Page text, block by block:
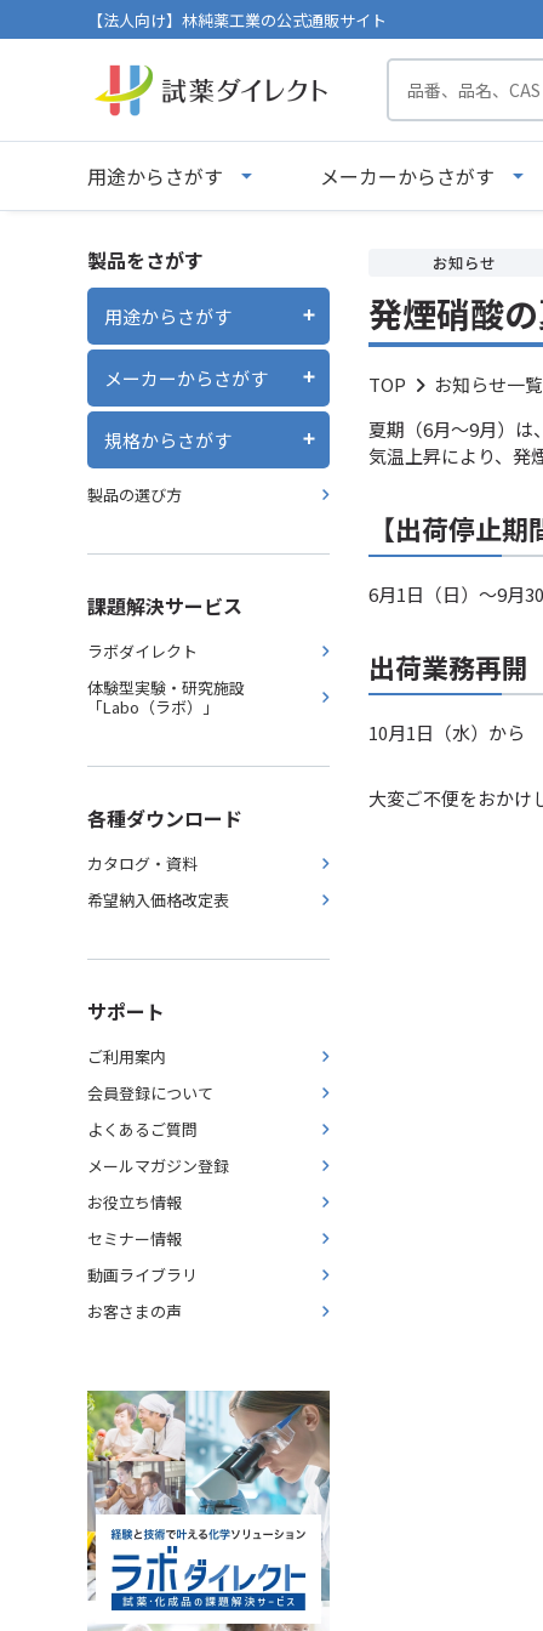
【法人向け】林純薬工業の公式通販サイト
用途からさがす メーカーからさがす
製品をさがす
用途からさがす
メーカーからさがす
規格からさがす
製品の選び方
課題解決サービス
ラボダイレクト
体験型実験・研究施設
「Labo（ラボ）」
各種ダウンロード
カタログ・資料
希望納入価格改定表
サポート
ご利用案内
会員登録について
よくあるご質問
メールマガジン登録
お役立ち情報
セミナー情報
動画ライブラリ
お客さまの声
発煙硝酸
TOP
お知らせ一覧
夏期（6月～9月）は
気温上昇により、発
【出荷停止期
6月1日（日）～9月
出荷業務再開
10月1日（水）から
大変ご不便をおかけ